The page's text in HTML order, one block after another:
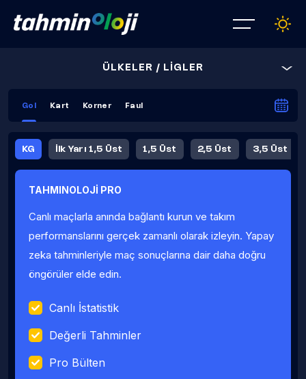
ÜLKELER / LİGLER
Gol Kart Korner Faul
KG İlk Yarı 1,5 Üst 1,5 Üst 2,5 Üst 3,5 Üst
Fauller Ortalama
TAHMINOLOJİ PRO
Canlı maçlarla anında bağlantı kurun ve takım
performanslarını gerçek zamanlı olarak izleyin. Yapay
zeka tahminleriyle maç sonuçlarına dair daha doğru
öngörüler elde edin.
Canlı İstatistik
Değerli Tahminler
Pro Bülten